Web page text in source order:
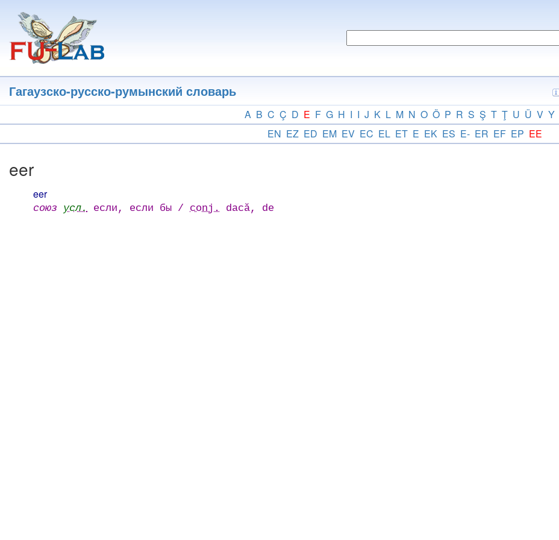
основному
содержанию
Гагаузско-русско-румынский словарь
A B C Ç D E F G H I I J K L M N O Ö P R S Ş T Ţ U Ü V Y
EN EZ ED EM EV EC EL ET E EK ES E- ER EF EP EE
eer
eer
союз усл. если, если бы / conj. dacă, de